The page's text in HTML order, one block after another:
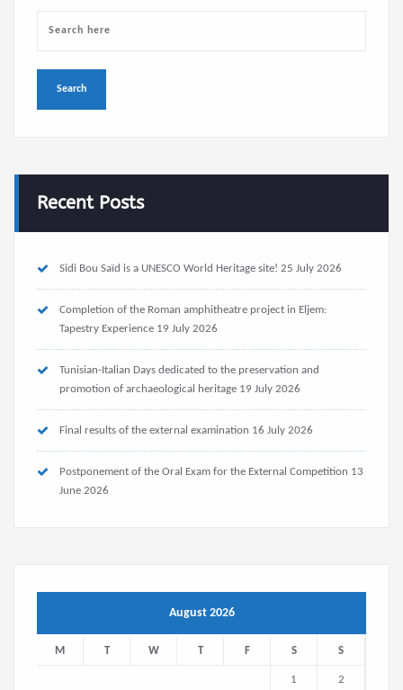
Recent Posts
Sidi Bou Saïd is a UNESCO World Heritage site! 25 July 2026
Completion of the Roman amphitheatre project in Eljem:
Tapestry Experience 19 July 2026
Tunisian-Italian Days dedicated to the preservation and
promotion of archaeological heritage 19 July 2026
Final results of the external examination 16 July 2026
Postponement of the Oral Exam for the External Competition 13
June 2026
August 2026
M T W T F S S
1 2